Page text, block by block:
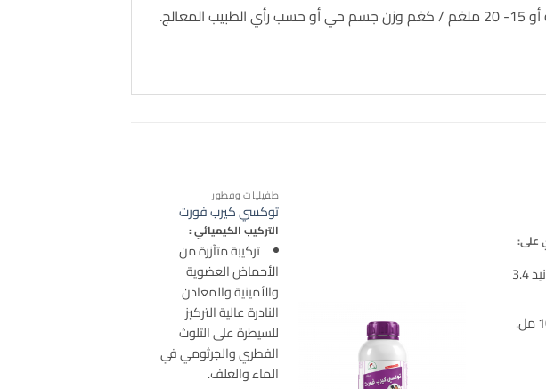
اوكسي كلوزانيد 3.4
طفيليات وفطور
توكسي كيرب فورت
التركيب الكيميائي :
تركيبة متآزرة من
الأحماض العضوية
والأمينية والمعادن
النادرة عالية التركيز
للسيطرة على التلوث
الفطري والجرثومي في
الماء والعلف.